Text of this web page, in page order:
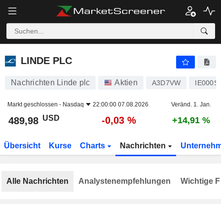
LINDE PLC
LINDE PLC
Nachrichten Linde plc Aktien A3D7VW
Markt geschlossen - Nasdaq 22:00:00 07.08.2026 Veränd. 1. Jan.
489,98 USD -0,03 % +14,91 %
Übersicht Kurse Charts Nachrichten
Alle Nachrichten Analystenempfehlungen Wichtige